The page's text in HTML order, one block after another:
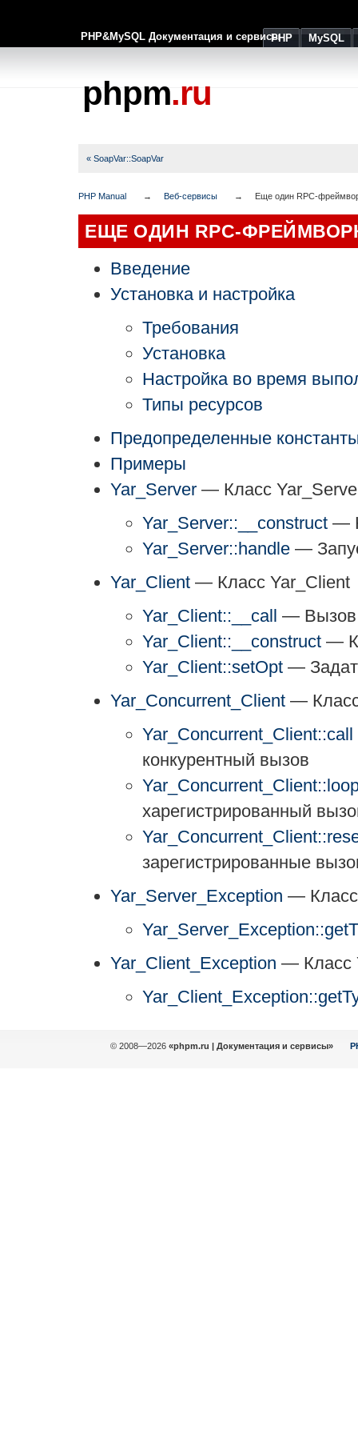
PHP&MySQL Документация и сервисыPHP MySQL
phpm.ru
« SoapVar::SoapVar
PHP Manual Веб-сервисы Еще один RPC-
ЕЩЕ ОДИН RPC-
Введение
Установка и настройка
Требования
Установка
Настройка во время
Типы ресурсов
Предопределенные
Примеры
Yar_Server — Класс
Yar_Server::__construct —
Yar_Server::handle —
Yar_Client — Класс Yar_Client
Yar_Client::__call — Вызов
Yar_Client::__construct —
Yar_Client::setOpt —
Yar_Concurrent_Client —
Yar_Concurrent_Client::call
конкурентный вызов
харегистрированный
зарегистрированные
Yar_Server_Exception — Класс
Yar_Client_Exception — Класс
© 2008—2026 «phpm.ru | Документация и сервисы»